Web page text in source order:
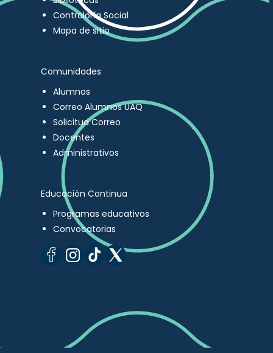
Contraloría Social
Mapa de sitio
Comunidades
Alumnos
Correo Alumnos UAQ
Solicitud Correo
Docentes
Administrativos
Educación Continua
Programas educativos
Convocatorias